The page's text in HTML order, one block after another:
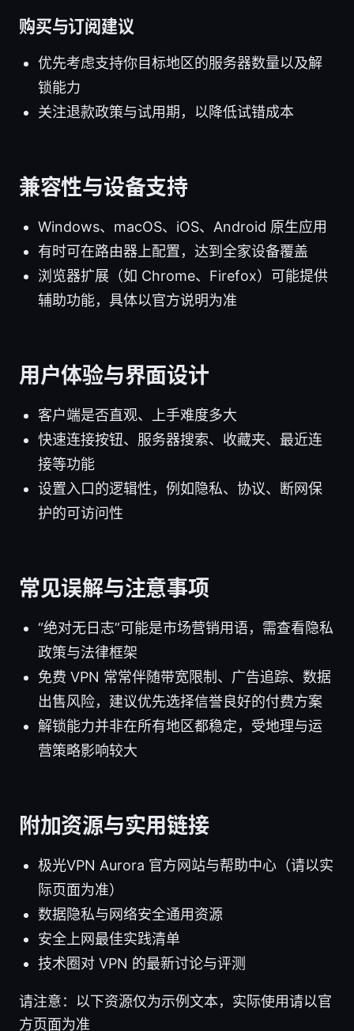
购买与订阅建议
优先考虑支持你目标地区的服务器数量以及解
锁能力
关注退款政策与试用期，以降低试错成本
兼容性与设备支持
Windows、macOS、iOS、Android 原生应用
有时可在路由器上配置，达到全家设备覆盖
浏览器扩展（如 Chrome、Firefox）可能提供
辅助功能，具体以官方说明为准
用户体验与界面设计
客户端是否直观、上手难度多大
快速连接按钮、服务器搜索、收藏夹、最近连
接等功能
设置入口的逻辑性，例如隐私、协议、断网保
护的可访问性
常见误解与注意事项
“绝对无日志”可能是市场营销用语，需查看隐私
政策与法律框架
免费 VPN 常常伴随带宽限制、广告追踪、数据
出售风险，建议优先选择信誉良好的付费方案
解锁能力并非在所有地区都稳定，受地理与运
营策略影响较大
附加资源与实用链接
极光VPN Aurora 官方网站与帮助中心（请以实
际页面为准）
数据隐私与网络安全通用资源
安全上网最佳实践清单
技术圈对 VPN 的最新讨论与评测
请注意：以下资源仅为示例文本，实际使用请以官
方页面为准